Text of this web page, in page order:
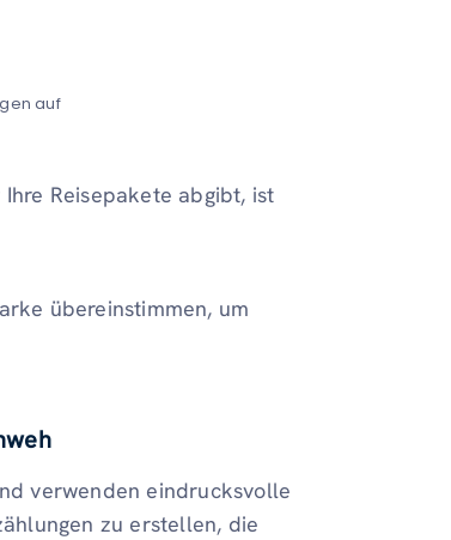
auf
Reisepakete abgibt, ist
übereinstimmen, um
verwenden eindrucksvolle
zu erstellen, die